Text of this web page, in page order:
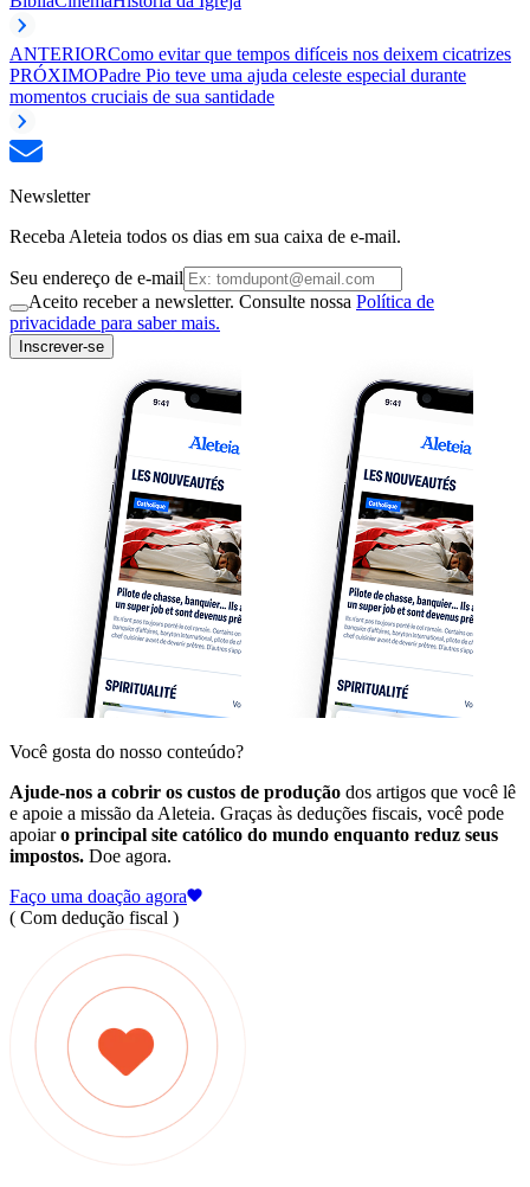
ANTERIORComo evitar que tempos difíceis nos deixem cicatrizes
PRÓXIMOPadre Pio teve uma ajuda celeste especial durante
momentos cruciais de sua santidade
Newsletter
Receba Aleteia todos os dias em sua caixa de e-mail.
Seu endereço de e-mail
Aceito receber a newsletter. Consulte nossa Política de
privacidade para saber mais.
Inscrever-se
Você gosta do nosso conteúdo?
Ajude-nos a cobrir os custos de produção dos artigos que você lê
e apoie a missão da Aleteia. Graças às deduções fiscais, você pode
apoiaro principal site católico do mundo enquanto reduz seus
impostos. Doe agora.
Faço uma doação agora
( Com dedução fiscal )